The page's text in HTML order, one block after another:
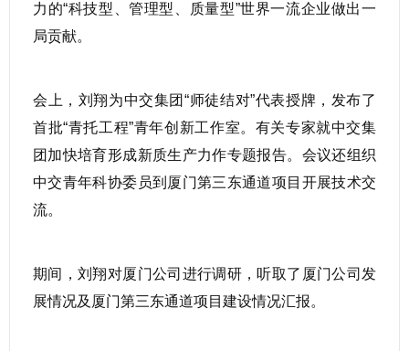
力的“科技型、管理型、质量型”世界一流企业做出一
局贡献。
会上，刘翔为中交集团“师徒结对”代表授牌，发布了
首批“青托工程”青年创新工作室。有关专家就中交集
团加快培育形成新质生产力作专题报告。会议还组织
中交青年科协委员到厦门第三东通道项目开展技术交
流。
期间，刘翔对厦门公司进行调研，听取了厦门公司发
展情况及厦门第三东通道项目建设情况汇报。